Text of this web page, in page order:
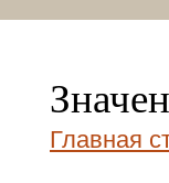
Главная